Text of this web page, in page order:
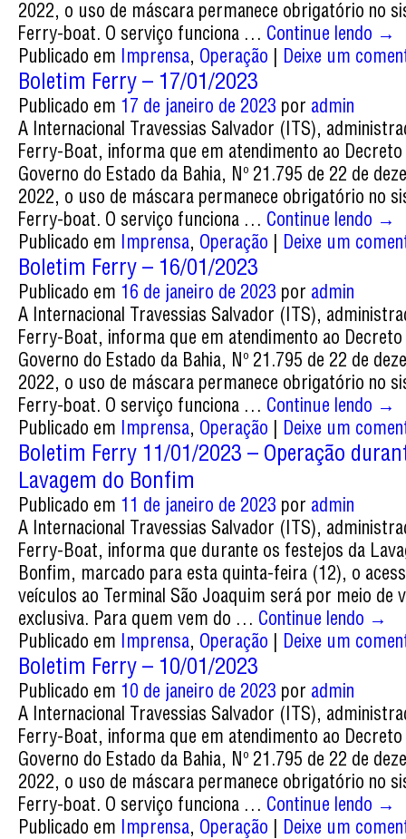
2022, o uso de máscara permanece obrigatório no
Ferry-boat. O serviço funciona … Continue lendo →
Publicado em Imprensa, Operação | Deixe um
Boletim Ferry – 17/01/2023
Publicado em 17 de janeiro de 2023 por admin
A Internacional Travessias Salvador (ITS),
Ferry-Boat, informa que em atendimento ao
Governo do Estado da Bahia, Nº 21.795 de 22 de
2022, o uso de máscara permanece obrigatório no
Ferry-boat. O serviço funciona … Continue lendo →
Publicado em Imprensa, Operação | Deixe um
Boletim Ferry – 16/01/2023
Publicado em 16 de janeiro de 2023 por admin
A Internacional Travessias Salvador (ITS),
Ferry-Boat, informa que em atendimento ao
Governo do Estado da Bahia, Nº 21.795 de 22 de
2022, o uso de máscara permanece obrigatório no
Ferry-boat. O serviço funciona … Continue lendo →
Publicado em Imprensa, Operação | Deixe um
Boletim Ferry 11/01/2023 – Operação
Lavagem do Bonfim
Publicado em 11 de janeiro de 2023 por admin
A Internacional Travessias Salvador (ITS),
Ferry-Boat, informa que durante os festejos da
Bonfim, marcado para esta quinta-feira (12), o
veículos ao Terminal São Joaquim será por meio de
exclusiva. Para quem vem do … Continue lendo →
Publicado em Imprensa, Operação | Deixe um
Boletim Ferry – 10/01/2023
Publicado em 10 de janeiro de 2023 por admin
A Internacional Travessias Salvador (ITS),
Ferry-Boat, informa que em atendimento ao
Governo do Estado da Bahia, Nº 21.795 de 22 de
2022, o uso de máscara permanece obrigatório no
Ferry-boat. O serviço funciona … Continue lendo →
Publicado em Imprensa, Operação | Deixe um